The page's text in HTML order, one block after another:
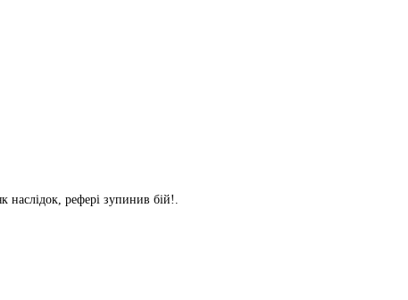
наслідок, рефері зупинив бій!.